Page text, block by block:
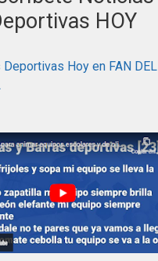
HOY
Hoy en FAN DEL